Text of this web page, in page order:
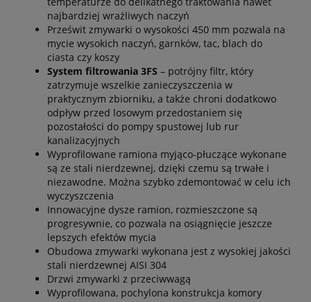
najbardziej wrażliwych naczyń
Prześwit zmywarki o wysokości 450 mm pozwala na
mycie wysokich naczyń, garnków, tac, blach do
ciasta czy koszy
System filtrowania 3FS – potrójny filtr, który
zatrzymuje wszelkie zanieczyszczenia w
praktycznym zbiorniku, a także chroni dodatkowo
odpływ przed losowym przedostaniem się
pozostałości do pompy spustowej lub rur
kanalizacyjnych
Wyprofilowane ramiona myjąco-płuczące wykonane
są ze stali nierdzewnej, dzięki czemu są trwałe i
niezawodne. Można szybko zdemontować w celu ich
wyczyszczenia
Innowacyjne dysze ramion, rozmieszczone są
progresywnie, co pozwala na osiągnięcie jeszcze
lepszych efektów mycia
Obudowa zmywarki wykonana jest z wysokiej jakości
stali nierdzewnej AISI 304
Drzwi zmywarki z przeciwwagą
Wyprofilowana, pochylona konstrukcja komory